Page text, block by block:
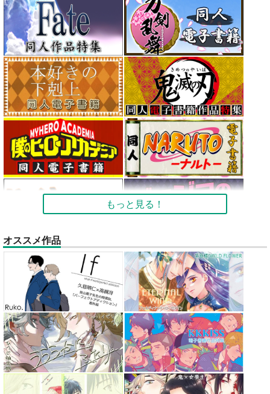
もっと見る！
オススメ作品